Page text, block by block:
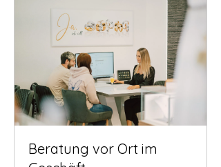
Beratung vor Ort im